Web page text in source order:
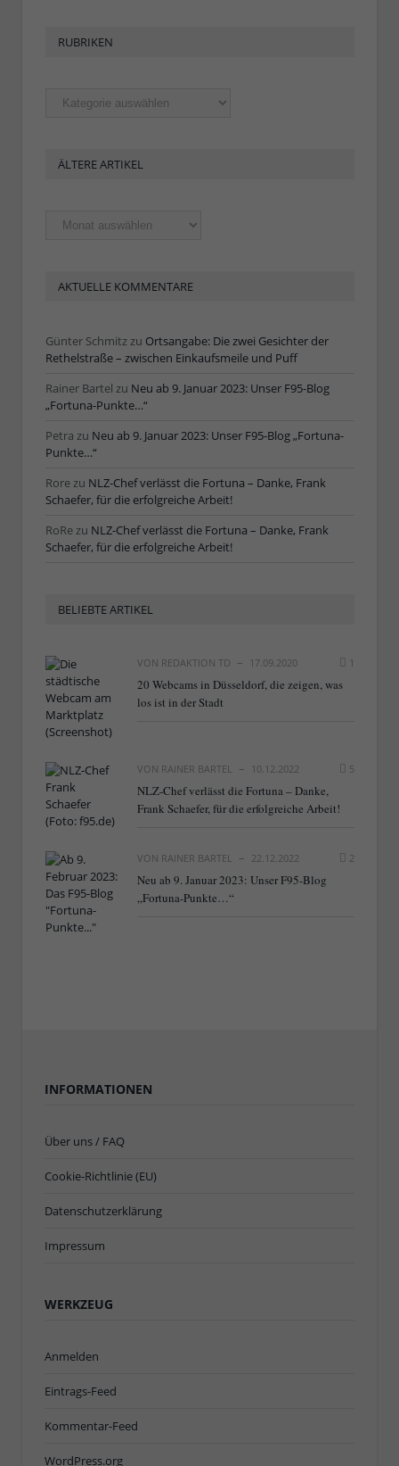
RUBRIKEN
Rubriken
ÄLTERE ARTIKEL
Ältere
Artikel
AKTUELLE KOMMENTARE
Günter Schmitzzu Ortsangabe: Die zwei Gesichter der
Rethelstraße – zwischen Einkaufsmeile und Puff
Rainer Bartel zu Neu ab 9. Januar 2023: Unser F95-Blog
„Fortuna-Punkte…“
Petra zu Neu ab 9. Januar 2023: Unser F95-Blog „Fortuna-
Punkte…“
Rorezu NLZ-Chef verlässt die Fortuna – Danke, Frank
Schaefer, für die erfolgreiche Arbeit!
RoRezu NLZ-Chef verlässt die Fortuna – Danke, Frank
Schaefer, für die erfolgreiche Arbeit!
BELIEBTE ARTIKEL
VON REDAKTION TD 17.09.2020 1
20 Webcams in Düsseldorf, die zeigen, was
los ist in der Stadt
VON RAINER BARTEL 10.12.2022 5
NLZ-Chef verlässt die Fortuna – Danke,
Frank Schaefer, für die erfolgreiche Arbeit!
VON RAINER BARTEL 22.12.2022 2
Neu ab 9. Januar 2023: Unser F95-Blog
„Fortuna-Punkte…“
INFORMATIONEN
Über uns / FAQ
Cookie-Richtlinie (EU)
Datenschutzerklärung
Impressum
WERKZEUG
Anmelden
Eintrags-Feed
Kommentar-Feed
WordPress.org